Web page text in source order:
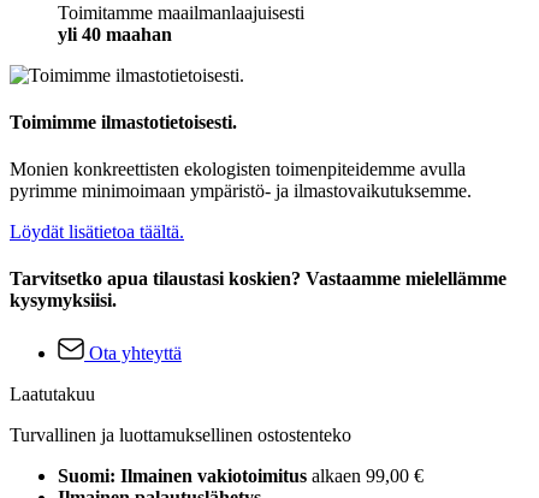
Toimitamme maailmanlaajuisesti
yli 40 maahan
Toimimme ilmastotietoisesti.
Monien konkreettisten ekologisten toimenpiteidemme avulla
pyrimme minimoimaan ympäristö- ja ilmastovaikutuksemme.
Löydät lisätietoa täältä.
Tarvitsetko apua tilaustasi koskien? Vastaamme mielellämme
kysymyksiisi.
Ota yhteyttä
Laatutakuu
Turvallinen ja luottamuksellinen ostostenteko
Suomi: Ilmainen vakiotoimitus alkaen 99,00 €